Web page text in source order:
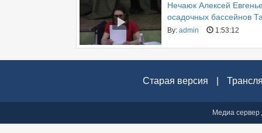
Нечаюк Алексей
осадочных бассейнов
By: admin 1:53:12
Старая версия
Медиа